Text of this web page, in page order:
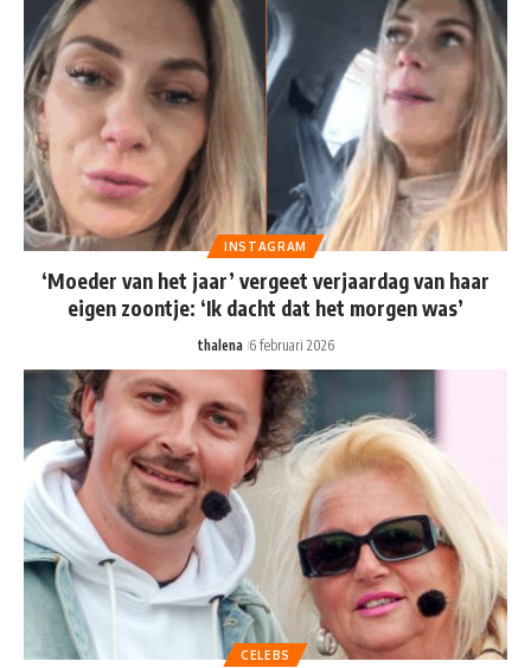
INSTAGRAM
‘Moeder van het jaar’ vergeet verjaardag van haar
eigen zoontje: ‘Ik dacht dat het morgen was’
thalena 6 februari 2026
CELEBS